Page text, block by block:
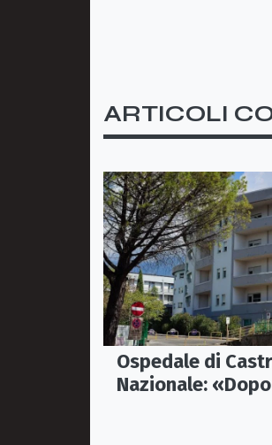
ARTICOLI
Ospedale di
Nazionale:
servono fatti,